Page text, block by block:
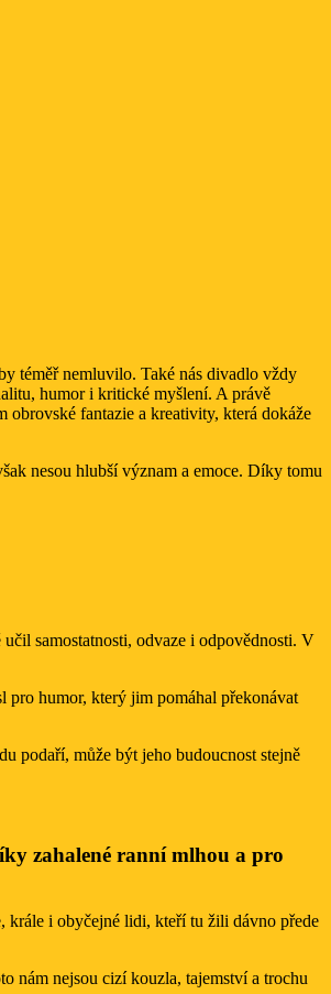
téměř nemluvilo. Také nás divadlo vždy
humor i kritické myšlení. A právě
fantazie a kreativity, která dokáže
nesou hlubší význam a emoce. Díky tomu
samostatnosti, odvaze i odpovědnosti. V
pro humor, který jim pomáhal překonávat
podaří, může být jeho budoucnost stejně
zahalené ranní mlhou a pro
krále i obyčejné lidi, kteří tu žili dávno přede
nám nejsou cizí kouzla, tajemství a trochu